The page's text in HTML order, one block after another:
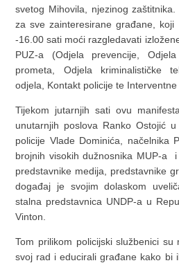
svetog Mihovila, njezinog
za sve zainteresirane građane,
-16.00 sati moći razgledavati
PUZ-a (Odjela prevencije,
prometa, Odjela kriminalističke
odjela, Kontakt policije te Interventne
Tijekom jutarnjih sati ovu
unutarnjih poslova Ranko Ostojić
policije Vlade Dominića, načelnika
brojnih visokih dužnosnika MUP-a
predstavnike medija, predstavnike
događaj je svojim dolaskom
stalna predstavnica UNDP-a u
Vinton.
Tom prilikom policijski službenici
svoj rad i educirali građane kako bi